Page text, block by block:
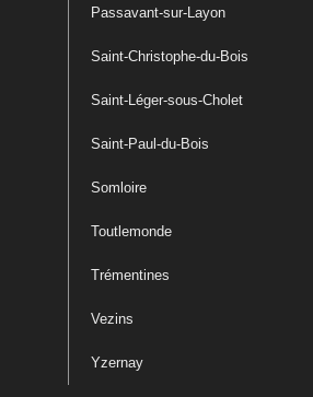
Passavant-sur-Layon
Saint-Christophe-du-Bois
Saint-Léger-sous-Cholet
Saint-Paul-du-Bois
Somloire
Toutlemonde
Trémentines
Vezins
Yzernay